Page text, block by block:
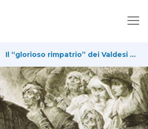
Il “glorioso rimpatrio” dei Valdesi e la battaglia del ponte di Salbertrand